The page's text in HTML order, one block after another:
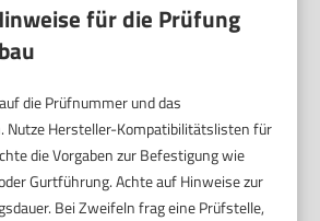
für die Prüfung
die Prüfnummer und das
Nutze Hersteller-Kompatibilitätslisten für
die Vorgaben zur Befestigung wie
oder Gurtführung. Achte auf Hinweise zur
Bei Zweifeln frag eine Prüfstelle,